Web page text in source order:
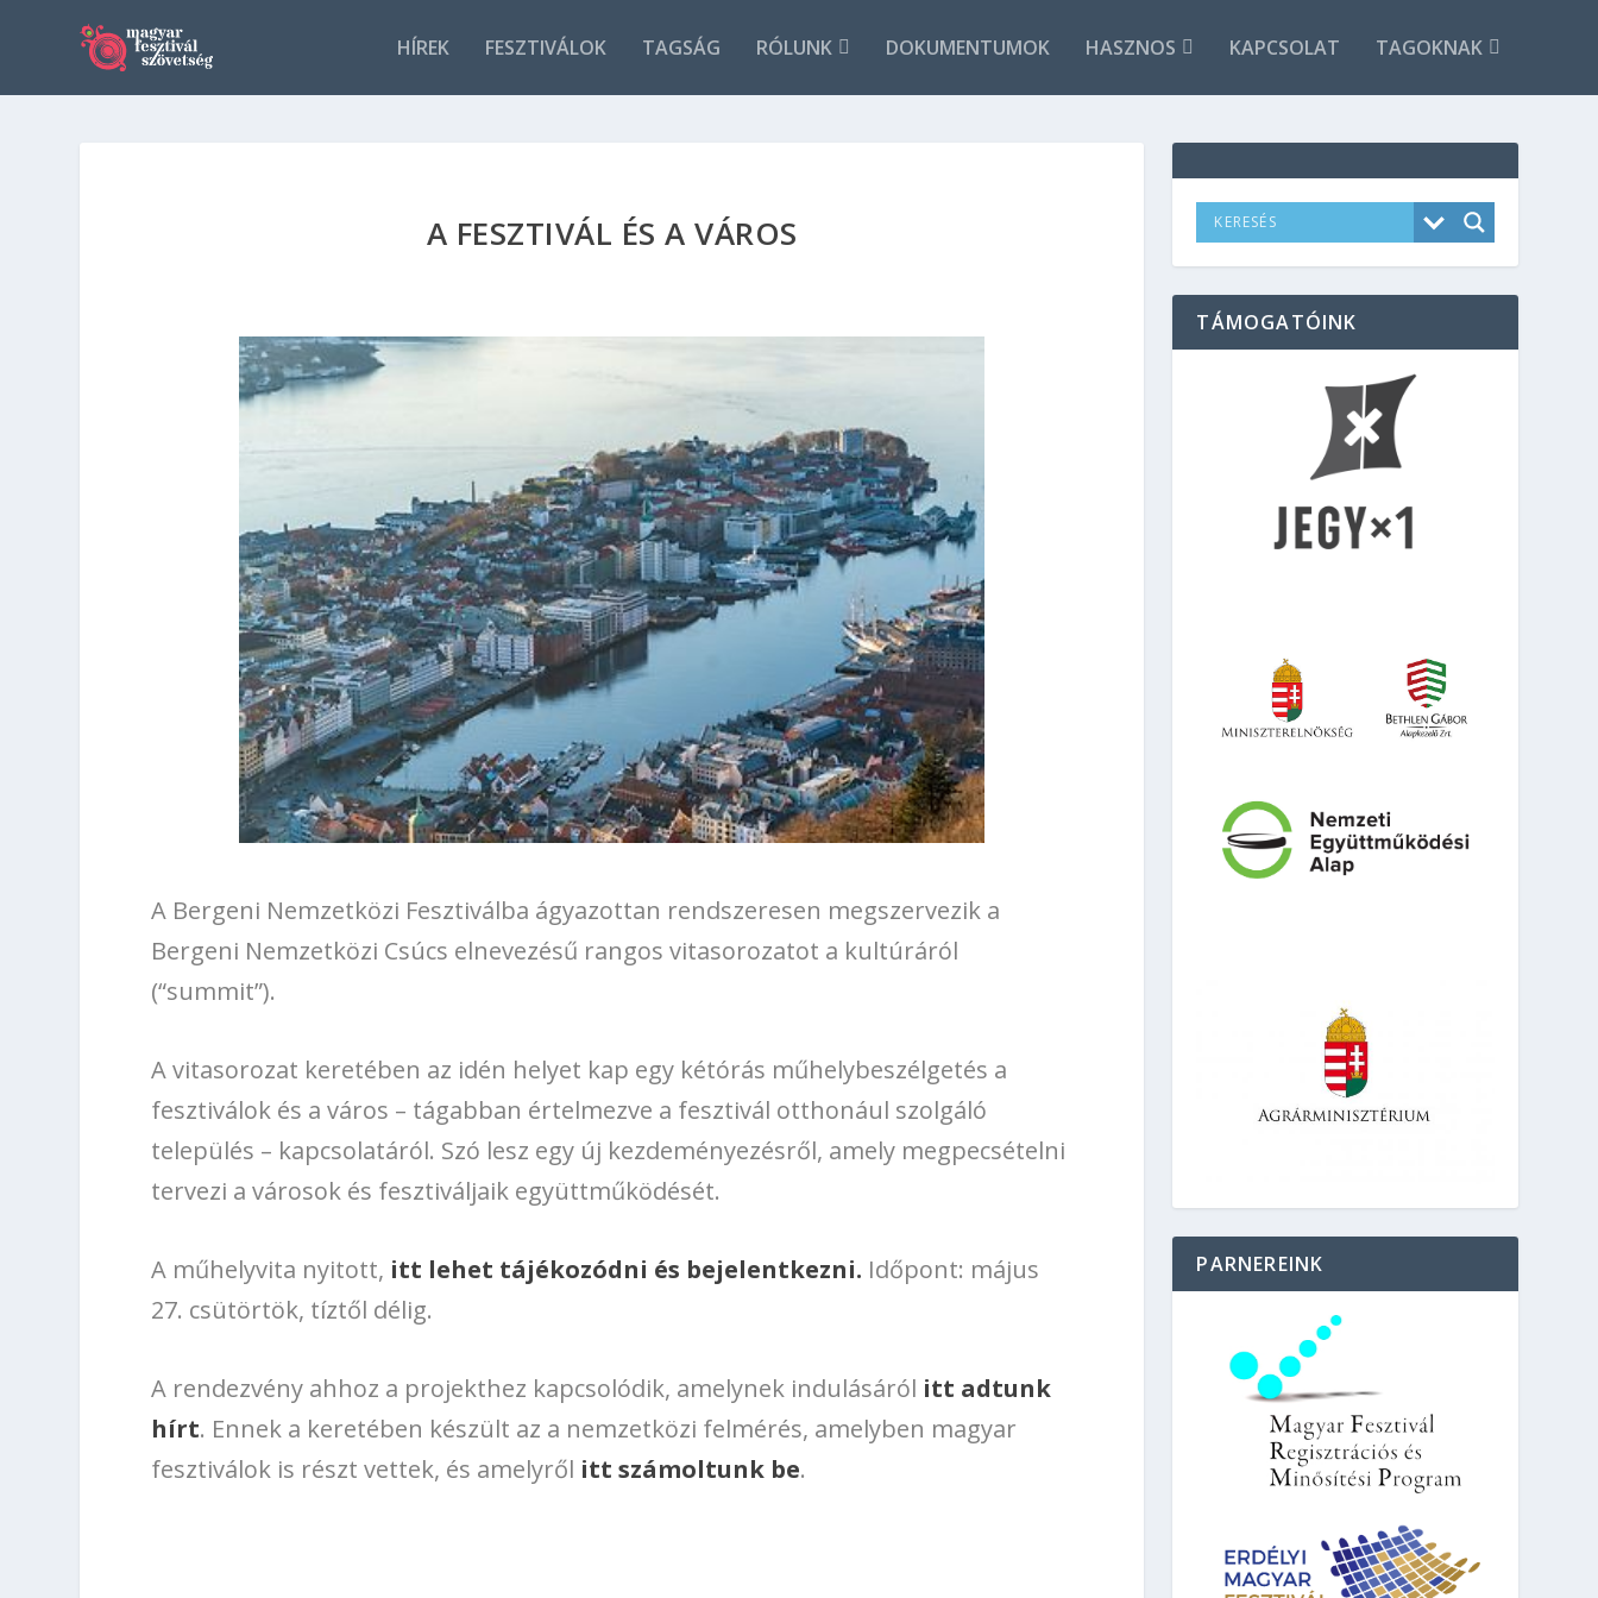
HÍREK FESZTIVÁLOK TAGSÁG RÓLUNK DOKUMENTUMOK HASZNOS KAPCSOLAT TAGOKNAK
A FESZTIVÁL ÉS A VÁROS
A Bergeni Nemzetközi Fesztiválba ágyazottan rendszeresen megszervezik a
Bergeni Nemzetközi Csúcs elnevezésű rangos vitasorozatot a kultúráról
(“summit”).
A vitasorozat keretében az idén helyet kap egy kétórás műhelybeszélgetés a
fesztiválok és a város – tágabban értelmezve a fesztivál otthonául szolgáló
település – kapcsolatáról. Szó lesz egy új kezdeményezésről, amely megpecsételni
tervezi a városok és fesztiváljaik együttműködését.
A műhelyvita nyitott, itt lehet tájékozódni és bejelentkezni. Időpont: május
27. csütörtök, tíztől délig.
A rendezvény ahhoz a projekthez kapcsolódik, amelynek indulásáról itt adtunk
hírt. Ennek a keretében készült az a nemzetközi felmérés, amelyben magyar
fesztiválok is részt vettek, és amelyről itt számoltunk be.
TÁMOGATÓINK
PARNEREINK